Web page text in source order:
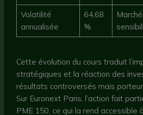
Volatilité
annualisée
64,68
%
Cette évolution du cours traduit
stratégiques et la réaction des
résultats controversés mais
Sur Euronext Paris, l’action fait
PME 150, ce qui la rend accessible